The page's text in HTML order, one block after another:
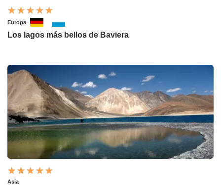
Europa
Los lagos más bellos de Baviera
Asia